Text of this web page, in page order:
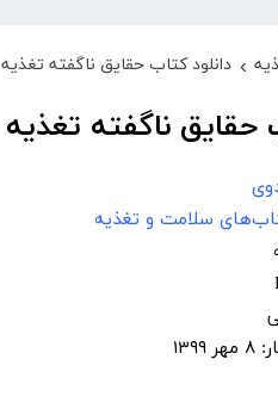
› دانلود کتاب حقایق ناگفته تغذیه
سلامت و تغذیه